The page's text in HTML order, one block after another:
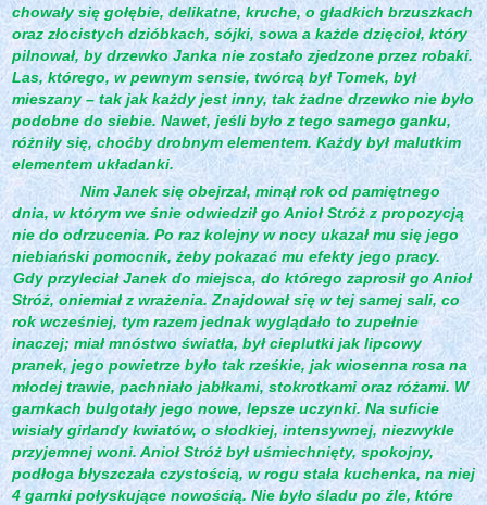
chowały się gołębie, delikatne, kruche, o gładkich brzuszkach
oraz złocistych dzióbkach, sójki, sowa a każde dzięcioł, który
pilnował, by drzewko Janka nie zostało zjedzone przez robaki.
Las, którego, w pewnym sensie, twórcą był Tomek, był
mieszany – tak jak każdy jest inny, tak żadne drzewko nie było
podobne do siebie. Nawet, jeśli było z tego samego ganku,
różniły się, choćby drobnym elementem. Każdy był malutkim
elementem układanki.
Nim Janek się obejrzał, minął rok od pamiętnego
dnia, w którym we śnie odwiedził go Anioł Stróż z propozycją
nie do odrzucenia. Po raz kolejny w nocy ukazał mu się jego
niebiański pomocnik, żeby pokazać mu efekty jego pracy.
Gdy przyleciał Janek do miejsca, do którego zaprosił go Anioł
Stróż, oniemiał z wrażenia. Znajdował się w tej samej sali, co
rok wcześniej, tym razem jednak wyglądało to zupełnie
inaczej; miał mnóstwo światła, był cieplutki jak lipcowy
pranek, jego powietrze było tak rześkie, jak wiosenna rosa na
młodej trawie, pachniało jabłkami, stokrotkami oraz różami. W
garnkach bulgotały jego nowe, lepsze uczynki. Na suficie
wisiały girlandy kwiatów, o słodkiej, intensywnej, niezwykle
przyjemnej woni. Anioł Stróż był uśmiechnięty, spokojny,
podłoga błyszczała czystością, w rogu stała kuchenka, na niej
4 garnki połyskujące nowością. Nie było śladu po źle, które